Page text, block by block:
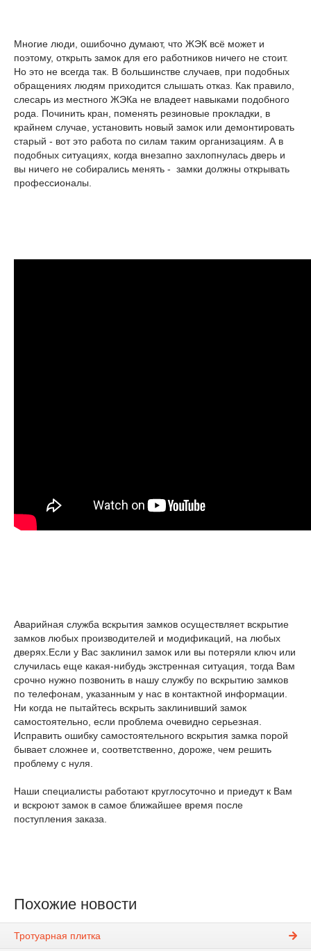
Многие люди, ошибочно думают, что ЖЭК всё может и
поэтому, открыть замок для его работников ничего не стоит.
Но это не всегда так. В большинстве случаев, при подобных
обращениях людям приходится слышать отказ. Как правило,
слесарь из местного ЖЭКа не владеет навыками подобного
рода. Починить кран, поменять резиновые прокладки, в
крайнем случае, установить новый замок или демонтировать
старый - вот это работа по силам таким организациям. А в
подобных ситуациях, когда внезапно захлопнулась дверь и
вы ничего не собирались менять - замки должны открывать
профессионалы.
Аварийная служба вскрытия замков осуществляет вскрытие
замков любых производителей и модификаций, на любых
дверях.Если у Вас заклинил замок или вы потеряли ключ или
случилась еще какая-нибудь экстренная ситуация, тогда Вам
срочно нужно позвонить в нашу службу по вскрытию замков
по телефонам, указанным у нас в контактной информации.
Ни когда не пытайтесь вскрыть заклинивший замок
самостоятельно, если проблема очевидно серьезная.
Исправить ошибку самостоятельного вскрытия замка порой
бывает сложнее и, соответственно, дороже, чем решить
проблему с нуля.
Наши специалисты работают круглосуточно и приедут к Вам
и вскроют замок в самое ближайшее время после
поступления заказа.
Похожие новости
Тротуарная плитка